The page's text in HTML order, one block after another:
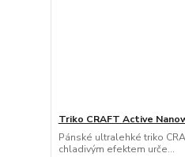
Triko CRAFT Active
Pánské ultralehké triko
chladivým efektem urče...